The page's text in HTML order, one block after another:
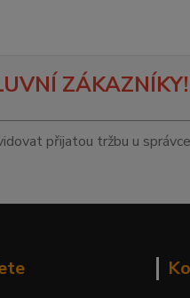
ZÁKAZNÍKY!
přijatou tržbu u